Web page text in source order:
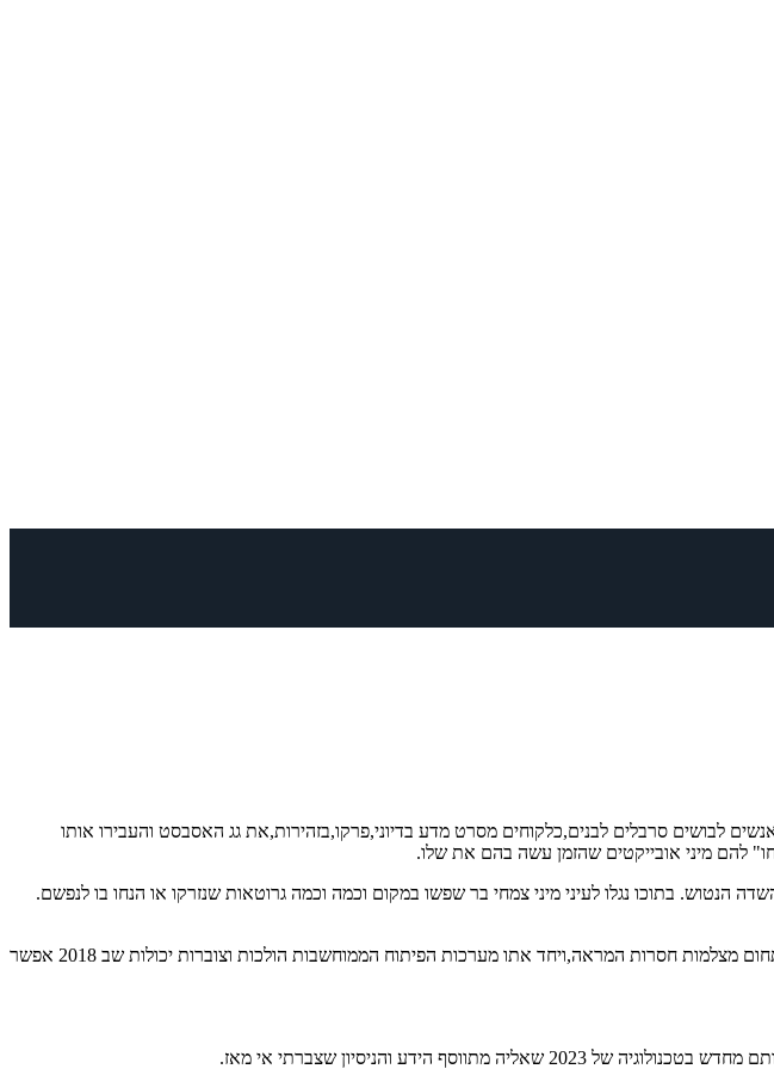
לבושים סרבלים לבנים,כלקוחים מסרט מדע בדיוני,פרקו,בזהירות,את גג האסבסט והעבירו אותו
להם מיני אובייקטים שהזמן עשה בהם את שלו.
של השדה הנטוש. בתוכו נגלו לעיני מיני צמחי בר שפשו במקום וכמה וכמה גרוטאות שנזרקו או הנחו בו לנפשם.
מאז,במקום הוקם לו קניון שעוד זמן לא רב יפתח את שעריו. מאז 2018 הרבה השתנה. עולם הצילום הולך ומתפתח בתחום מצלמות חסרות המראה,ויחד אתו מערכות הפיתוח הממוחשבות הולכות וצוברות יכולות שב 2018 אפשר